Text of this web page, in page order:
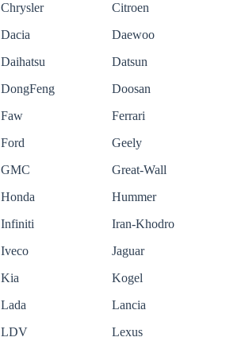
Chrysler
Citroen
Dacia
Daewoo
Daihatsu
Datsun
DongFeng
Doosan
Faw
Ferrari
Ford
Geely
GMC
Great-Wall
Honda
Hummer
Infiniti
Iran-Khodro
Iveco
Jaguar
Kia
Kogel
Lada
Lancia
LDV
Lexus